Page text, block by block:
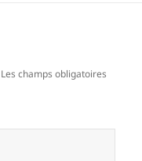
Les champs obligatoires